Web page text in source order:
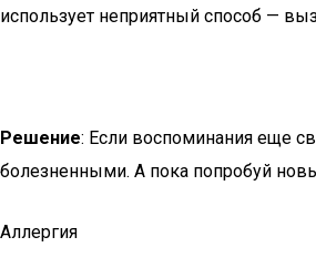
использует неприятный способ —
Решение: Если воспоминания еще
болезненными. А пока попробуй
Аллергия